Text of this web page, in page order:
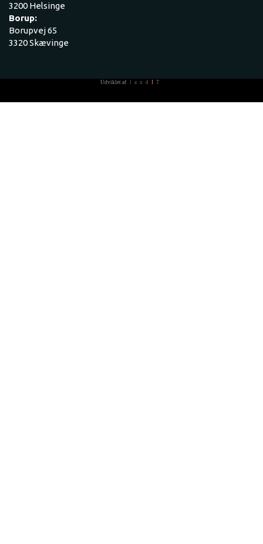
3200 Helsinge
Borup:
Borupvej 65
3320 Skævinge
Udviklet af land I T